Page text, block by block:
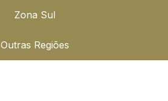
Zona Sul
Outras Regiões